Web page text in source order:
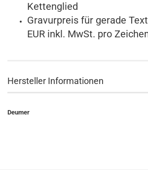
Kettenglied
Gravurpreis für gerade
EUR inkl. MwSt. pro
Hersteller Informationen
Deumer